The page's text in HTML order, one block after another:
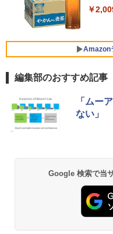
ソコ
d
D
ソコ
￥
HP
64)
￥
5
モ
イン
バ
￥
￥
￥
Amazon
薬屋
ンガ
異世
￥832
編集部のおすすめ記事
「ムー
ない」
Google 検索で当